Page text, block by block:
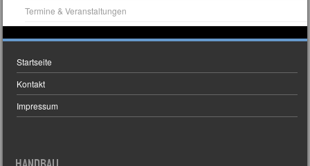
Termine & Veranstaltungen
Startseite
Kontakt
Impressum